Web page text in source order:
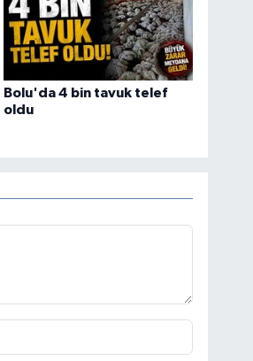
Bolu'da 4 bin tavuk telef
oldu